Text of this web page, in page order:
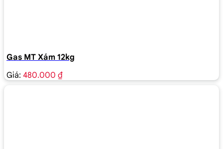
Gas MT Xám 12kg
Giá: 480.000 ₫